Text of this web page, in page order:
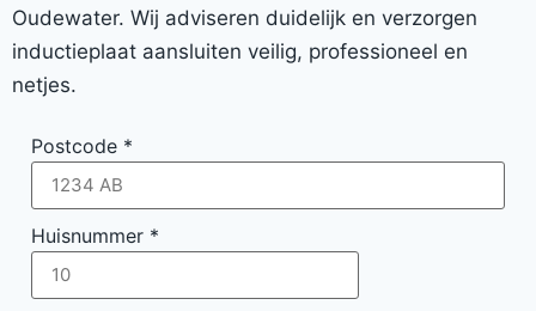
Oudewater. Wij adviseren duidelijk en verzorgen
inductieplaat aansluiten veilig, professioneel en
netjes.
Postcode *
Huisnummer *